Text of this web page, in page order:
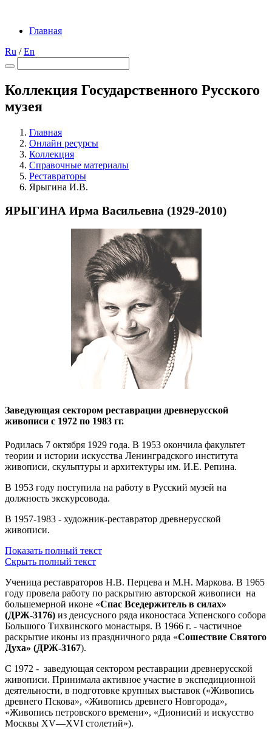
Главная
Ru /En
Коллекция Государственного Русского
музея
Главная
Онлайн ресурсы
Коллекция
Справочные материалы
Реставраторы
Ярыгина И.В.
ЯРЫГИНА Ирма Васильевна (1929-2010)
Заведующая сектором реставрации древнерусской
живописи с 1972 по 1983 гг.
Родилась 7 октября 1929 года. В 1953 окончила факультет
теории и истории искусства Ленинградского института
живописи, скульптуры и архитектуры им. И.Е. Репина.
В 1953 году поступила на работу в Русский музей на
должность экскурсовода.
В 1957-1983 - художник-реставратор древнерусской
живописи.
Показать полный текст
Скрыть полный текст
Ученица реставраторов Н.В. Перцева и М.Н. Маркова. В 1965
году провела работу по раскрытию авторской живописи на
большемерной иконе «Спас Вседержитель в силах»
(ДРЖ-3176) из деисусного ряда иконостаса Успенского собора
Большого Тихвинского монастыря. В 1966 г. - частичное
раскрытие иконы из праздничного ряда «Сошествие Святого
Духа» (ДРЖ-3167).
С 1972 - заведующая сектором реставрации древнерусской
живописи. Принимала активное участие в экспедиционной
деятельности, в подготовке крупных выставок («Живопись
древнего Пскова», «Живопись древнего Новгорода»,
«Живопись петровского времени», «Дионисий и искусство
Москвы XV—XVI столетий»).